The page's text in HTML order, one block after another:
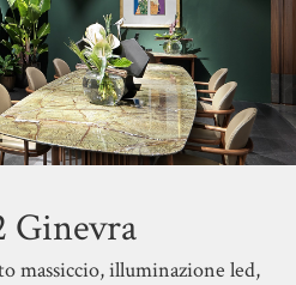
Ginevra
massiccio, illuminazione led,